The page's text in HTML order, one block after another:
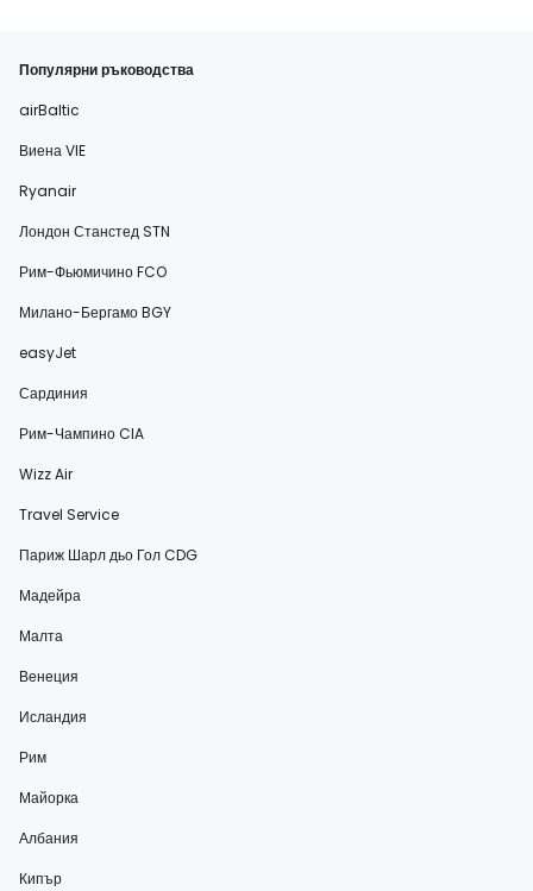
Популярни ръководства
airBaltic
Виена VIE
Ryanair
Лондон Станстед STN
Рим-Фьюмичино FCO
Милано-Бергамо BGY
easyJet
Сардиния
Рим-Чампино CIA
Wizz Air
Travel Service
Париж Шарл дьо Гол CDG
Мадейра
Малта
Венеция
Исландия
Рим
Майорка
Албания
Кипър